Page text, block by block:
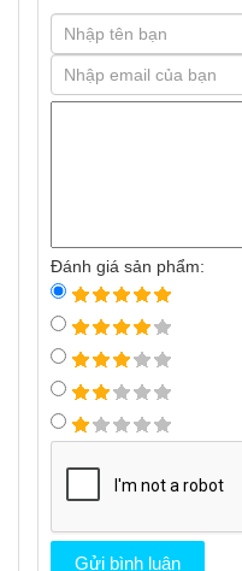
Đánh giá sản phẩm: